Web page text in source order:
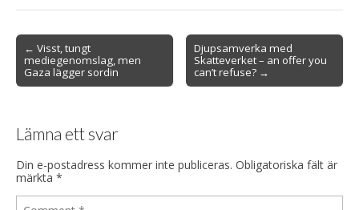
Post
navigation
← Visst, tungt
mediegenomslag, men
Gaza lägger sordin
Djupsamverka med
Skatteverket – an offer you
can’t refuse? →
Lämna ett svar
Din e-postadress kommer inte publiceras. Obligatoriska fält är
märkta *